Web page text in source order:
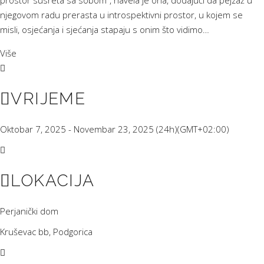
njegovom radu prerasta u introspektivni prostor, u kojem se
misli, osjećanja i sjećanja stapaju s onim što vidimo…
Više
VRIJEME
Oktobar 7, 2025 - Novembar 23, 2025 (24h)(GMT+02:00)
LOKACIJA
Perjanički dom
Kruševac bb, Podgorica